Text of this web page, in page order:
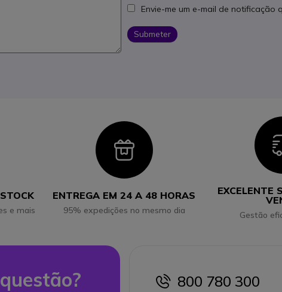
Envie-me um e-mail de
Submeter
e mais
Icon
ENTREGA EM 24 A 48 HORAS
95% expedições no mesmo dia
EXCELENTE
Gestão
icon
800 780 300